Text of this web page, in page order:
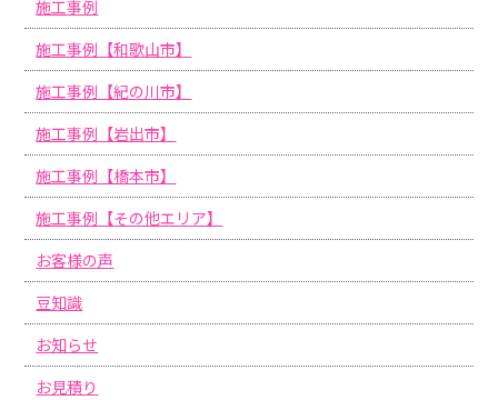
施工事例
施工事例【和歌山市】
施工事例【紀の川市】
施工事例【岩出市】
施工事例【橋本市】
施工事例【その他エリア】
お客様の声
豆知識
お知らせ
お見積り